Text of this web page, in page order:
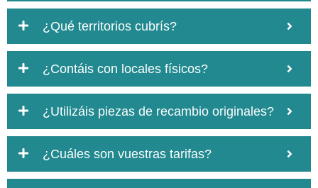
¿Qué territorios cubrís?
¿Contáis con locales físicos?
¿Utilizáis piezas de recambio originales?
¿Cuáles son vuestras tarifas?